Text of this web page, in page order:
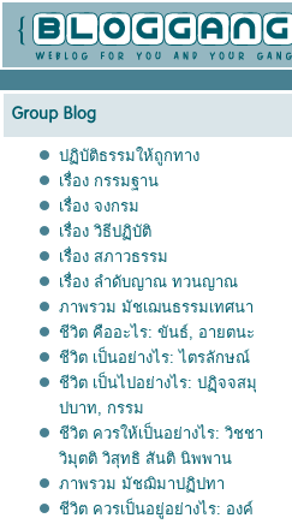
ปฏิบัติธรรมให้ถูกทาง
เรื่อง กรรมฐาน
เรื่อง จงกรม
เรื่อง วิธีปฏิบัติ
เรื่อง สภาวธรรม
เรื่อง ลำดับญาณ ทวนญาณ
ภาพรวม มัชเฌนธรรมเทศนา
ชีวิต คืออะไร: ขันธ์, อายตนะ
ชีวิต เป็นอย่างไร: ไตรลักษณ์
ชีวิต เป็นไปอย่างไร: ปฏฺิจจสมุ
ปบาท, กรรม
ชีวิต ควรให้เป็นอย่างไร: วิชชา
วิมุตติ วิสุทธิ สันติ นิพพาน
ภาพรวม มัชฌิมาปฏิปทา
ชีวิต ควรเป็นอยู่อย่างไร: องค์